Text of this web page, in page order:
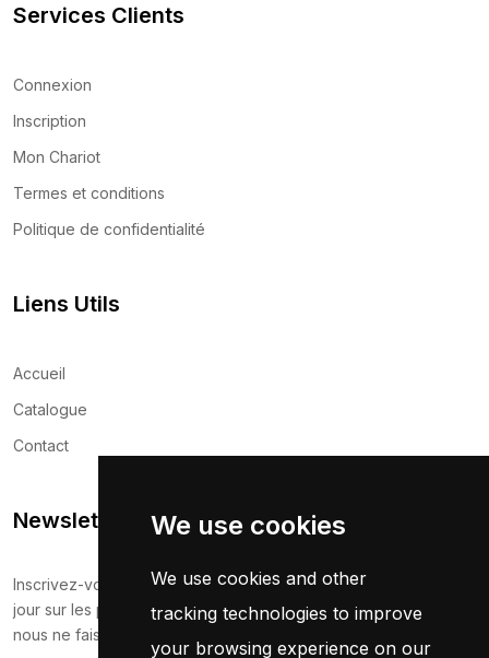
We use cookies
We use cookies and other
tracking technologies to improve
your browsing experience on our
Services Clients
Connexion
Inscription
Mon Chariot
Termes et conditions
Politique de confidentialité
Liens Utils
Accueil
Catalogue
Contact
Newsletter
Inscrivez-vous maintenant pour recevoir les dernières mises à
jour sur les promotions et les coupons. Ne vous inquiétez pas,
nous ne faisons pas de spam !